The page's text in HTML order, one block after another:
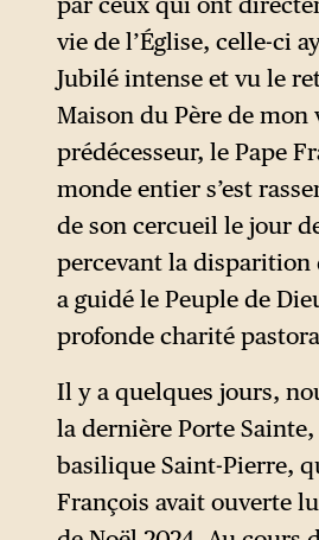
d’ouvrir ou
bureaux de mission
le Kazakhstan, le
Bélarus. Toutes ces
représentations
diplomatiques n’ont
cependant pas
obligatoirement le
ambassade.
vie de l’Église, celle-ci
Jubilé intense et vu le
Maison du Père de mon
prédécesseur, le Pape
monde entier s’est
de son cercueil le jour
percevant la disparition
a guidé le Peuple de
profonde charité
Il y a quelques jours,
la dernière Porte
basilique Saint-Pierre,
François avait ouverte